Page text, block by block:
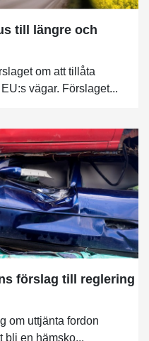
till längre och
om att tillåta
vägar. Förslaget...
förslag till reglering
om uttjänta fordon
bli en hämsko...